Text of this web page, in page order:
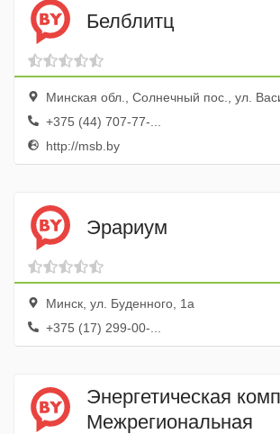
Белблитц
Минская обл., Солнечный пос., ул.
+375 (44) 707-77-...
http://msb.by
Эрариум
Минск, ул. Буденного, 1а
+375 (17) 299-00-...
Энергетическая
Межрегиональная